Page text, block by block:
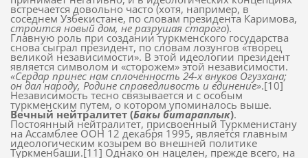
встречается довольно часто (хотя, например, в
соседнем Узбекистане, по словам президента Каримова,
строится новый дом, не разрушая старого).
Главную роль при создании туркменского государства
снова сыграл президент, по словам лозунгов «творец
великой независимости». В этой идеологии президент
является символом и «сторожем» этой независимости.
«Сердар принес нам сплоченность 24-х внуков Огузхана;
он дал народу, Родине справедливость и единение».[10]
Независимость тесно связывается и с особым
туркменским путем, о котором упоминалось выше.
Вечный нейтралитет (Бакы битараплык).
Постоянный нейтралитет, присвоенный Туркменистану
на Ассамблее ООН 12 декабря 1995, является главным
идеологическим козырем во внешней политике
Туркменбаши.[11] Однако он нацелен, прежде всего, на